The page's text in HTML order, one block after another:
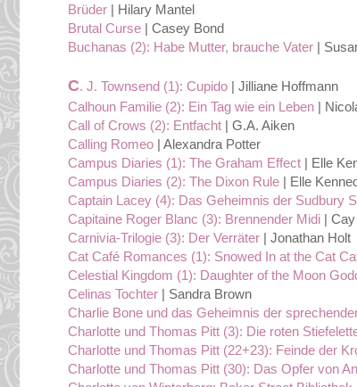
Brüder | Hilary Mantel
Brutal Curse | Casey Bond
Buchanas (2): Habe Mutter, brauche Vater |
C. J. Townsend (1): Cupido | Jilliane Hoffmann
Calhoun Familie (2): Ein Tag wie ein Leben |
Call of Crows (2): Entfacht | G.A. Aiken
Calling Romeo | Alexandra Potter
Campus Diaries (1): The Graham Effect | Elle
Campus Diaries (2): The Dixon Rule | Elle
Captain Lacey (4): Das Geheimnis der Sudbury
Capitaine Roger Blanc (3): Brennender Midi |
Carnivia-Trilogie (3): Der Verräter | Jonathan Holt
Cat Café Romances (1): Snowed In at the Cat
Celestial Kingdom (1): Daughter of the Moon
Celinas Tochter | Sandra Brown
Charlie Bone und das Geheimnis der
Charlotte und Thomas Pitt (3): Die roten
Charlotte und Thomas Pitt (22+23): Feinde der
Charlotte und Thomas Pitt (30): Das Opfer von